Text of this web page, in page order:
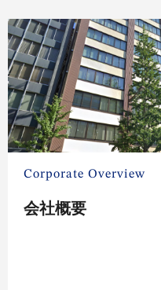
Corporate Overview
会社概要